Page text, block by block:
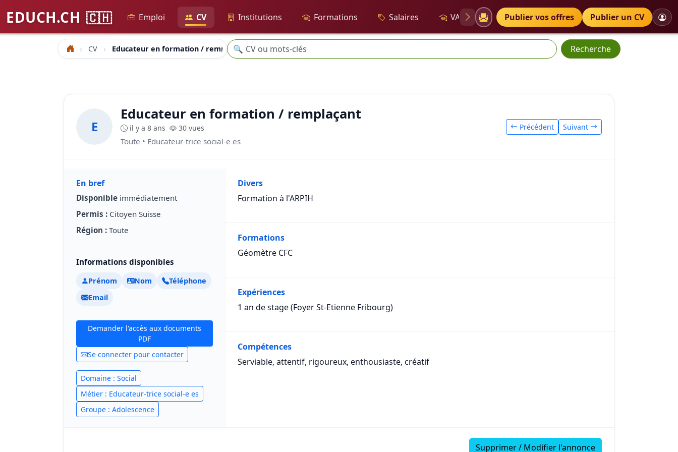
EDUCH.CH 🇨🇭 Emploi CV Institutions Formations Salaires VAE Diplômes Petites annonces
Publier vos offres Publier un CV
Accueil CV Educateur en formation / remplaçantRecherche
🔍 Recherche
E
Educateur en formation / remplaçant
il y a 8 ans 30 vues
Toute • Educateur-trice social-e es
Précédent Suivant
En bref
Disponible immédiatement
Permis : Citoyen Suisse
Région : Toute
Informations disponibles
Prénom Nom
Téléphone
Email
Demander l'accès aux documents
PDF
Se connecter pour contacter
Domaine : Social
Métier : Educateur-trice social-e es
Groupe : Adolescence
Divers
Formation à l'ARPIH
Formations
Géomètre CFC
Expériences
1 an de stage (Foyer St-Etienne Fribourg)
Compétences
Serviable, attentif, rigoureux, enthousiaste, créatif
Supprimer / Modifier l'annonce